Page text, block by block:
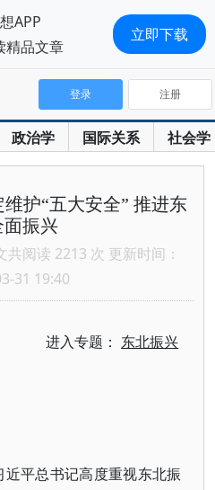
政治学 国际关系 社会学
登录 注册
护“五大安全” 推进东
面振兴
共阅读 2213 次 更新时间：
31 19:40
进入专题： 东北振兴
平总书记高度重视东北振
APP
精品文章
立即下载